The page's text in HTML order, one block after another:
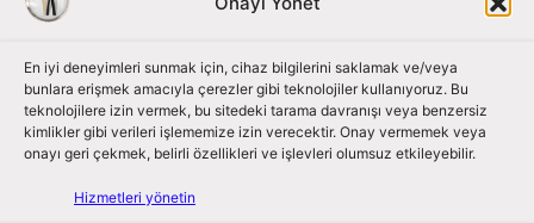
En iyi deneyimleri sunmak için, cihaz bilgilerini saklamak ve/veya
bunlara erişmek amacıyla çerezler gibi teknolojiler kullanıyoruz. Bu
teknolojilere izin vermek, bu sitedeki tarama davranışı veya benzersiz
kimlikler gibi verileri işlememize izin verecektir. Onay vermemek veya
onayı geri çekmek, belirli özellikleri ve işlevleri olumsuz etkileyebilir.
Hizmetleri yönetin
Bizi Takip Edin